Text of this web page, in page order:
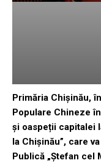
Primăria Chișinău,
Populare Chineze
și oaspeții capitalei
la Chișinău”, care
Publică „Ștefan cel